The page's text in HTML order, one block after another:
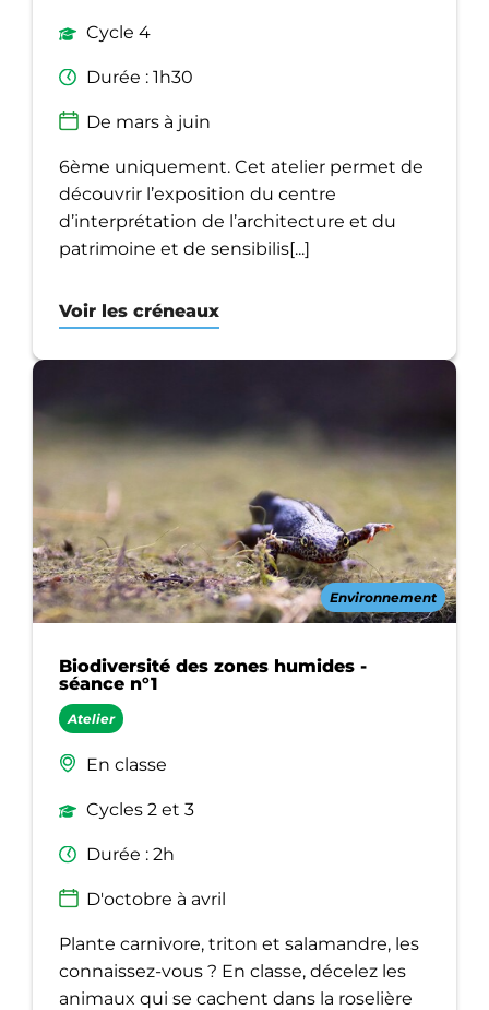
Cycle 4
Durée : 1h30
De mars à juin
6ème uniquement. Cet atelier permet de
découvrir l’exposition du centre
d’interprétation de l’architecture et du
patrimoine et de sensibilis[...]
Voir les créneaux
Biodiversité des zones humides -
séance n°1
Atelier
En classe
Cycles 2 et 3
Durée : 2h
D'octobre à avril
Plante carnivore, triton et salamandre, les
connaissez-vous ? En classe, décelez les
animaux qui se cachent dans la roselière
Environnement